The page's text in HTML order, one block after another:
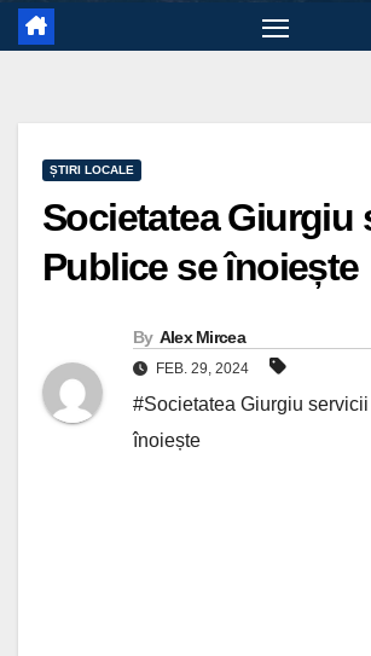
ȘTIRI LOCALE
Societatea Giurgiu
Publice se înoiește
By Alex Mircea
FEB. 29, 2024
#Societatea Giurgiu
înoiește